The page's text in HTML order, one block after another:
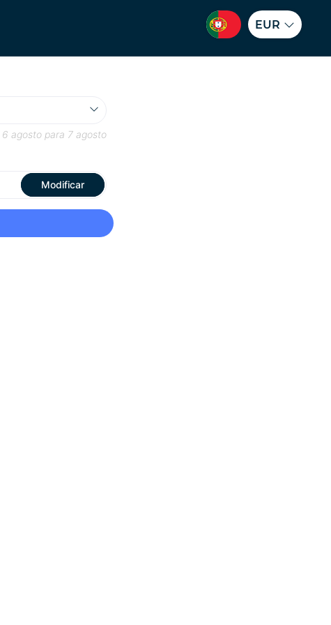
EUR
6 agosto para 7 agosto
Modificar